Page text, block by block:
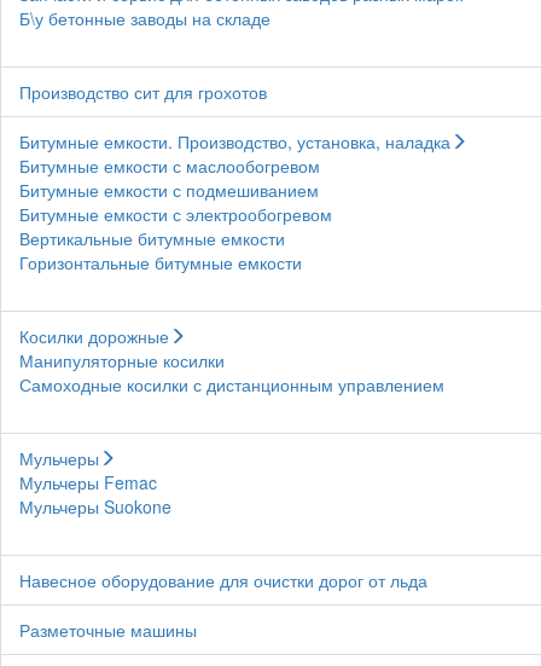
Б\у бетонные заводы на складе
Производство сит для грохотов
Битумные емкости. Производство, установка, наладка
Битумные емкости с маслообогревом
Битумные емкости с подмешиванием
Битумные емкости с электрообогревом
Вертикальные битумные емкости
Горизонтальные битумные емкости
Косилки дорожные
Манипуляторные косилки
Самоходные косилки с дистанционным управлением
Мульчеры
Мульчеры Femac
Мульчеры Suokone
Навесное оборудование для очистки дорог от льда
Разметочные машины